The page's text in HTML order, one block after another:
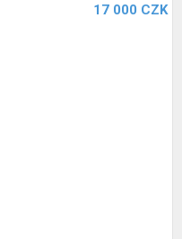
17 000 CZK